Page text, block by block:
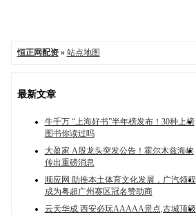
恒正网配资» 站点地图
最新文章
牛千万 “上海好书”半年榜发布！30种上榜
图书你读过吗
大盈家 A股龙头突发公告！霍尔木兹海峡
传出重磅消息
顺应网 助推本土体育文化发展，广汽领程
成为粤超广州赛区冠名赞助商
云天华成 西安必玩AAAAA景点,古城顶级